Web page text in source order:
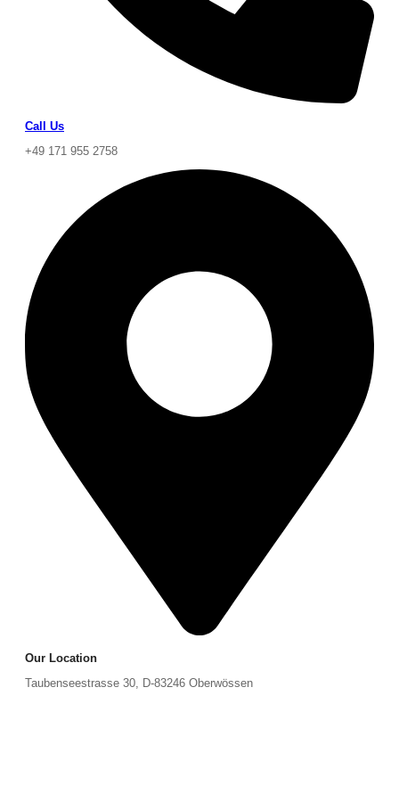
Call Us
+49 171 955 2758
Our Location
Taubenseestrasse 30, D-83246 Oberwössen